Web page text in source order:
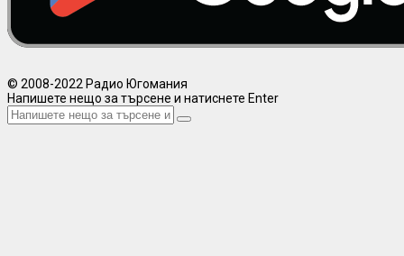
© 2008-2022 Радио Югомания
Напишете нещо за търсене и натиснете Enter